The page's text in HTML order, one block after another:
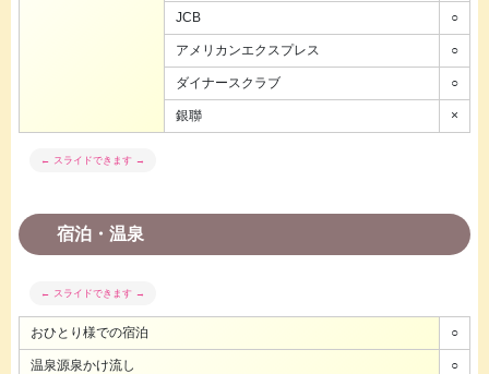
JCB ○
アメリカンエクスプレス ○
ダイナースクラブ ○
銀聯 ×
宿泊・温泉
おひとり様での宿泊 ○
温泉源泉かけ流し ○